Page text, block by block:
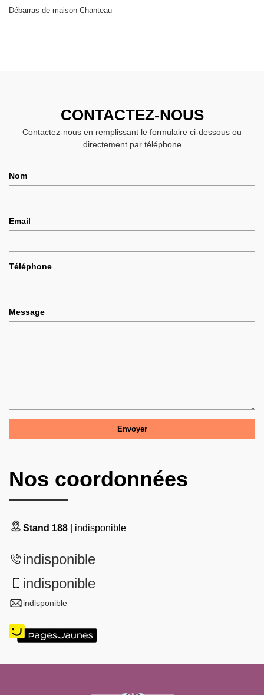
Débarras de maison Chanteau
CONTACTEZ-NOUS
Contactez-nous en remplissant le formulaire ci-dessous ou
directement par téléphone
Nom
Email
Téléphone
Message
Nos coordonnées
Stand 188 | indisponible
indisponible
indisponible
indisponible